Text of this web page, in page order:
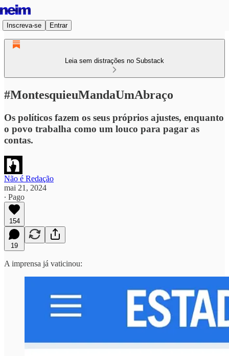
Inscreva-se Entrar
Leia sem distrações no Substack
#MontesquieuMandaUmAbraço
Os políticos fazem os seus próprios ajustes, enquanto
o povo trabalha como um louco para pagar as
contas.
Não é Redação
mai 21, 2024
∙ Pago
154
19
A imprensa já vaticinou: